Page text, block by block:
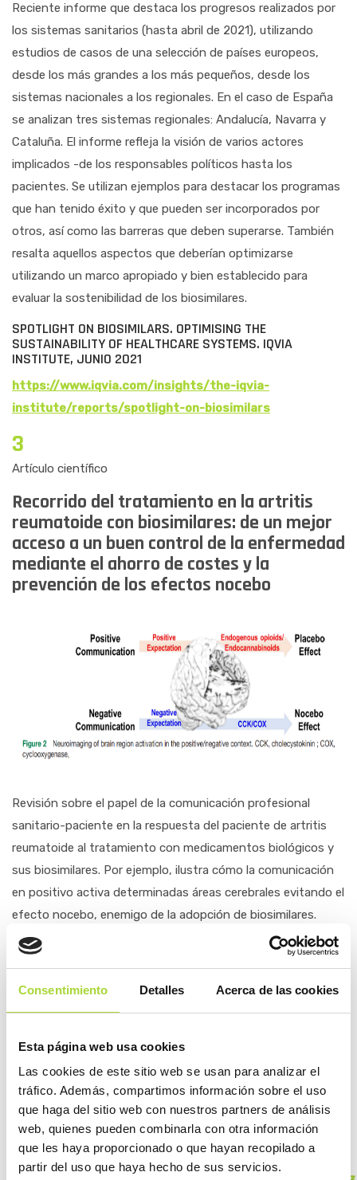
Consentimiento Detalles Acerca de las cookies
Esta página web usa cookies
Las cookies de este sitio web se usan para analizar el
tráfico. Además, compartimos información sobre el uso
que haga del sitio web con nuestros partners de análisis
web, quienes pueden combinarla con otra información
que les haya proporcionado o que hayan recopilado a
partir del uso que haya hecho de sus servicios.
Reciente informe que destaca los progresos realizados por
los sistemas sanitarios (hasta abril de 2021), utilizando
estudios de casos de una selección de países europeos,
desde los más grandes a los más pequeños, desde los
sistemas nacionales a los regionales. En el caso de España
se analizan tres sistemas regionales: Andalucía, Navarra y
Cataluña. El informe refleja la visión de varios actores
implicados -de los responsables políticos hasta los
pacientes. Se utilizan ejemplos para destacar los programas
que han tenido éxito y que pueden ser incorporados por
otros, así como las barreras que deben superarse. También
resalta aquellos aspectos que deberían optimizarse
utilizando un marco apropiado y bien establecido para
evaluar la sostenibilidad de los biosimilares.
SPOTLIGHT ON BIOSIMILARS. OPTIMISING THE
SUSTAINABILITY OF HEALTHCARE SYSTEMS. IQVIA
INSTITUTE, JUNIO 2021
https://www.iqvia.com/insights/the-iqvia-
institute/reports/spotlight-on-biosimilars
3
Artículo científico
Recorrido del tratamiento en la artritis
reumatoide con biosimilares: de un mejor
acceso a un buen control de la enfermedad
mediante el ahorro de costes y la
prevención de los efectos nocebo
Revisión sobre el papel de la comunicación profesional
sanitario-paciente en la respuesta del paciente de artritis
reumatoide al tratamiento con medicamentos biológicos y
sus biosimilares. Por ejemplo, ilustra cómo la comunicación
en positivo activa determinadas áreas cerebrales evitando el
efecto nocebo, enemigo de la adopción de biosimilares.
También se comparan dos estrategias de switch de
medicamento original a biosimilar: BIO-SPAN (etanercept) y
profesionales, etc.) mostró mejores resultados, lo que una
vez más constata la importancia del aspecto comunicativo
a la hora de abordar un programa de cambio
SMOLEN JS. ET AL. PATIENT PERSPECTIVES ON THE BRITISH
COLUMBIA BIOSIMILARS INITIATIVE: A QUALITATIVE
DESCRIPTIVE STUDY. RMD OPEN. 2021;7:E001637